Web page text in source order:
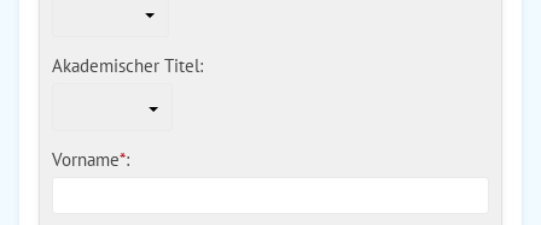
Akademischer Titel:
Vorname*: